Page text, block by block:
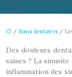
/ Soins dentaires /
Des douleurs
saines ? La
inflammation des